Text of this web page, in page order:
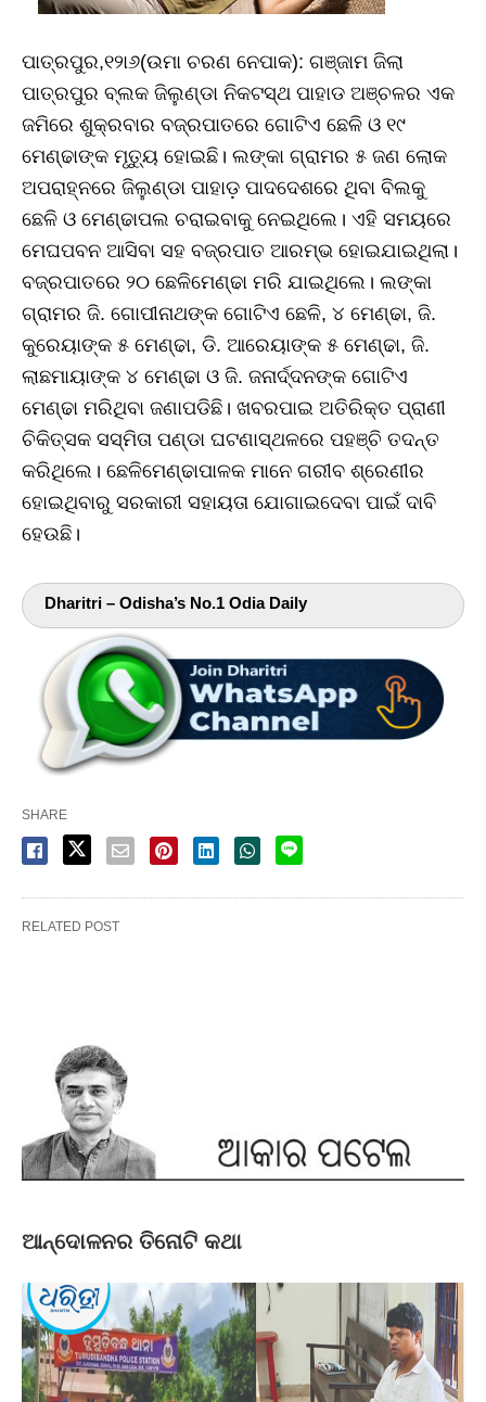
ପାତ୍ରପୁର,୧୨ା୬(ଉମା ଚରଣ ନେପାକ): ଗଞ୍ଜାମ ଜିଲା
ପାତ୍ରପୁର ବ୍ଲକ ଜିଲୁଣ୍ଡା ନିକଟସ୍ଥ ପାହାଡ ଅଞ୍ଚଳର ଏକ
ଜମିରେ ଶୁକ୍ରବାର ବଜ୍ରପାତରେ ଗୋଟିଏ ଛେଳି ଓ ୧୯
ମେଣ୍ଢାଙ୍କ ମୃତ୍ୟୁ ହୋଇଛି। ଲଙ୍କା ଗ୍ରାମର ୫ ଜଣ ଲୋକ
ଅପରାହ୍ନରେ ଜିଲୁଣ୍ଡା ପାହାଡ଼ ପାଦଦେଶରେ ଥିବା ବିଲକୁ
ଛେଳି ଓ ମେଣ୍ଢାପଲ ଚରାଇବାକୁ ନେଇଥିଲେ। ଏହି ସମୟରେ
ମେଘପବନ ଆସିବା ସହ ବଜ୍ରପାତ ଆରମ୍ଭ ହୋଇଯାଇଥିଲା।
ବଜ୍ରପାତରେ ୨୦ ଛେଳିମେଣ୍ଢା ମରି ଯାଇଥିଲେ। ଲଙ୍କା
ଗ୍ରାମର ଜି. ଗୋପୀନାଥଙ୍କ ଗୋଟିଏ ଛେଳି, ୪ ମେଣ୍ଢା, ଜି.
କୁରେୟାଙ୍କ ୫ ମେଣ୍ଢା, ଡି. ଆରେୟାଙ୍କ ୫ ମେଣ୍ଢା, ଜି.
ଲାଛମାୟାଙ୍କ ୪ ମେଣ୍ଢା ଓ ଜି. ଜନାର୍ଦ୍ଦନଙ୍କ ଗୋଟିଏ
ମେଣ୍ଢା ମରିଥିବା ଜଣାପଡିଛି। ଖବରପାଇ ଅତିରିକ୍ତ ପ୍ରାଣୀ
ଚିକିତ୍ସକ ସସ୍ମିତା ପଣ୍ଡା ଘଟଣାସ୍ଥଳରେ ପହଞ୍ଚି ତଦନ୍ତ
କରିଥିଲେ। ଛେଳିମେଣ୍ଢାପାଳକ ମାନେ ଗରୀବ ଶ୍ରେଣୀର
ହୋଇଥିବାରୁ ସରକାରୀ ସହାୟତା ଯୋଗାଇଦେବା ପାଇଁ ଦାବି
ହେଉଛି।
Dharitri – Odisha’s No.1 Odia Daily
SHARE
RELATED POST
ଆନ୍ଦୋଳନର ତିନୋଟି କଥା